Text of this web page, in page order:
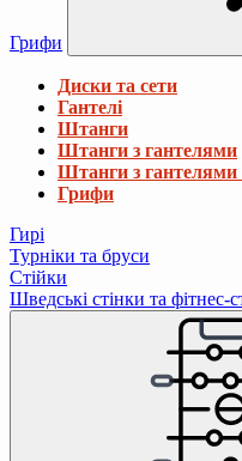
Грифи
Диски та сети
Гантелі
Штанги
Штанги з гантелями
Штанги з гантелями
Грифи
Гирі
Турніки та бруси
Стійки
Шведські стінки та фітнес-